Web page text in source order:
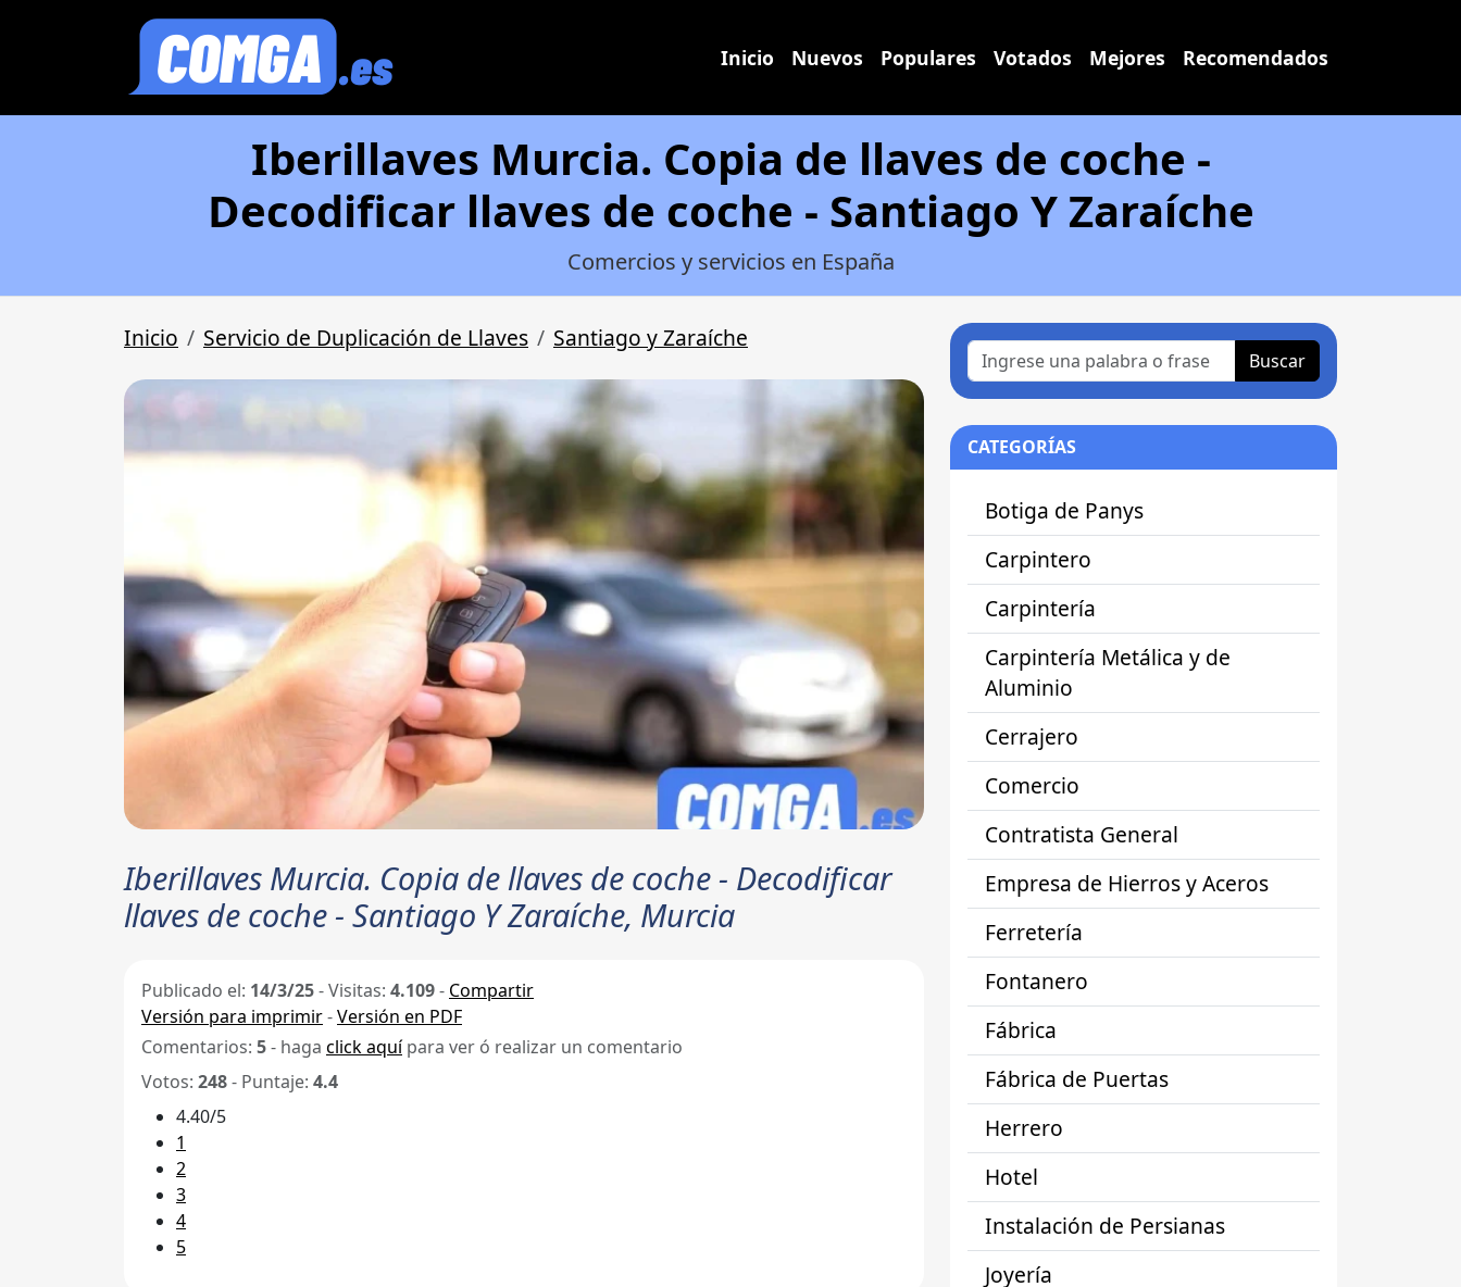
Inicio Nuevos Populares Votados Mejores Recomendados
Iberillaves Murcia. Copia de llaves de coche -
Decodificar llaves de coche - Santiago Y Zaraíche
Comercios y servicios en España
Inicio Servicio de Duplicación de Llaves Santiago y Zaraíche
Iberillaves Murcia. Copia de llaves de coche - Decodificar
llaves de coche - Santiago Y Zaraíche, Murcia
Publicado el: 14/3/25-Visitas: 4.109- Compartir
Versión para imprimir-Versión en PDF
Comentarios: 5- haga click aquípara ver ó realizar un comentario
Votos: 248- Puntaje: 4.4
4.40/5
1
2
3
4
5
Buscar
CATEGORÍAS
Botiga de Panys
Carpintero
Carpintería
Carpintería Metálica y de
Aluminio
Cerrajero
Comercio
Contratista General
Empresa de Hierros y Aceros
Ferretería
Fontanero
Fábrica
Fábrica de Puertas
Herrero
Hotel
Instalación de Persianas
Joyería